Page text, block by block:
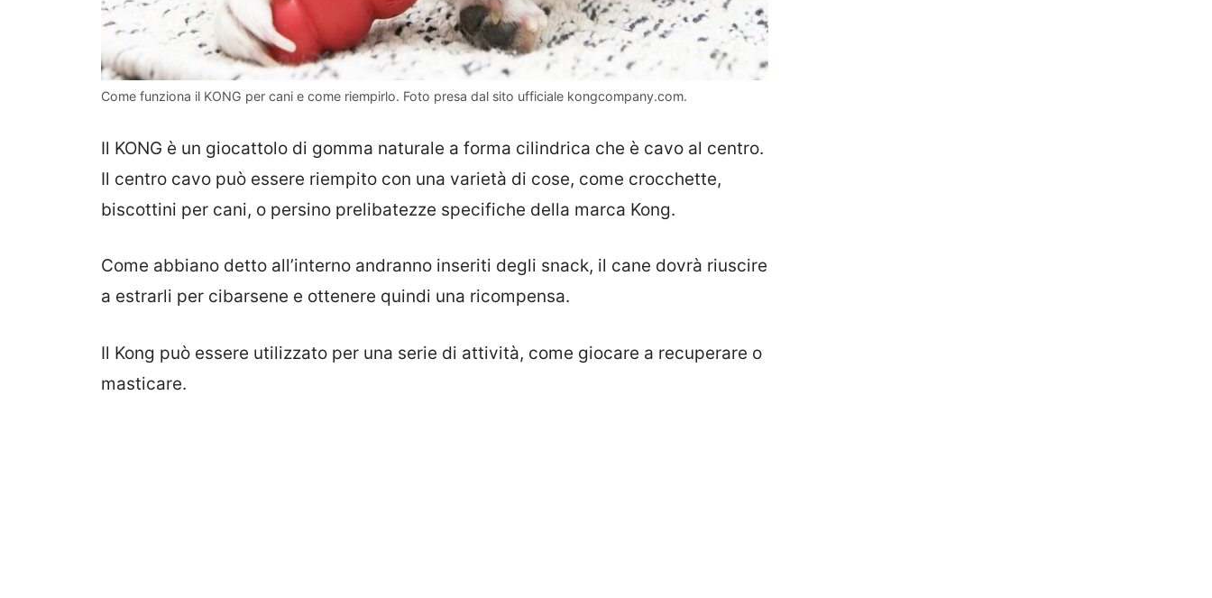
Come funziona il KONG per cani e come riempirlo. Foto presa dal sito ufficiale kongcompany.com.
Il KONG è un giocattolo di gomma naturale a forma cilindrica che è cavo al centro.
Il centro cavo può essere riempito con una varietà di cose, come crocchette,
biscottini per cani, o persino prelibatezze specifiche della marca Kong.
Come abbiano detto all’interno andranno inseriti degli snack, il cane dovrà riuscire
a estrarli per cibarsene e ottenere quindi una ricompensa.
Il Kong può essere utilizzato per una serie di attività, come giocare a recuperare o
masticare.